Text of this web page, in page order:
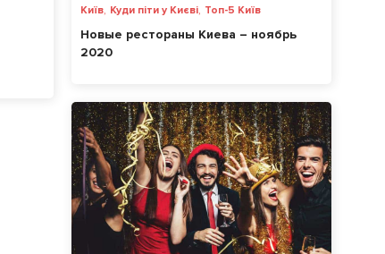
Київ, Куди піти у Києві, Топ-5 Київ
Новые рестораны Киева – ноябрь
2020